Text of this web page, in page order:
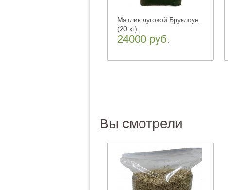
Мятлик луговой Бруклоун
(20 кг)
24000 руб.
Вы смотрели